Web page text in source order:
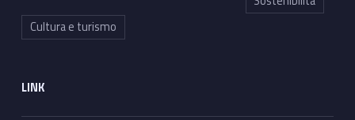
Cultura e turismo
LINK